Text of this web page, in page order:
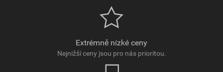
Extrémně nízké ceny
Nejnižší ceny jsou pro nás prioritou.